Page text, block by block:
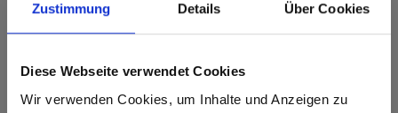
Zustimmung Details Über Cookies
Diese Webseite verwendet Cookies
Wir verwenden Cookies, um Inhalte und Anzeigen zu
rekening mee bij optimalisatie en het zagen.
maken
Slagvast